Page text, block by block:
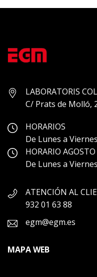
LABORATORIS
C/ Prats de Molló,
HORARIOS
De Lunes a
HORARIO AGOSTO
De Lunes a
ATENCIÓN AL
932 01 63 88
egm@egm.es
MAPA WEB